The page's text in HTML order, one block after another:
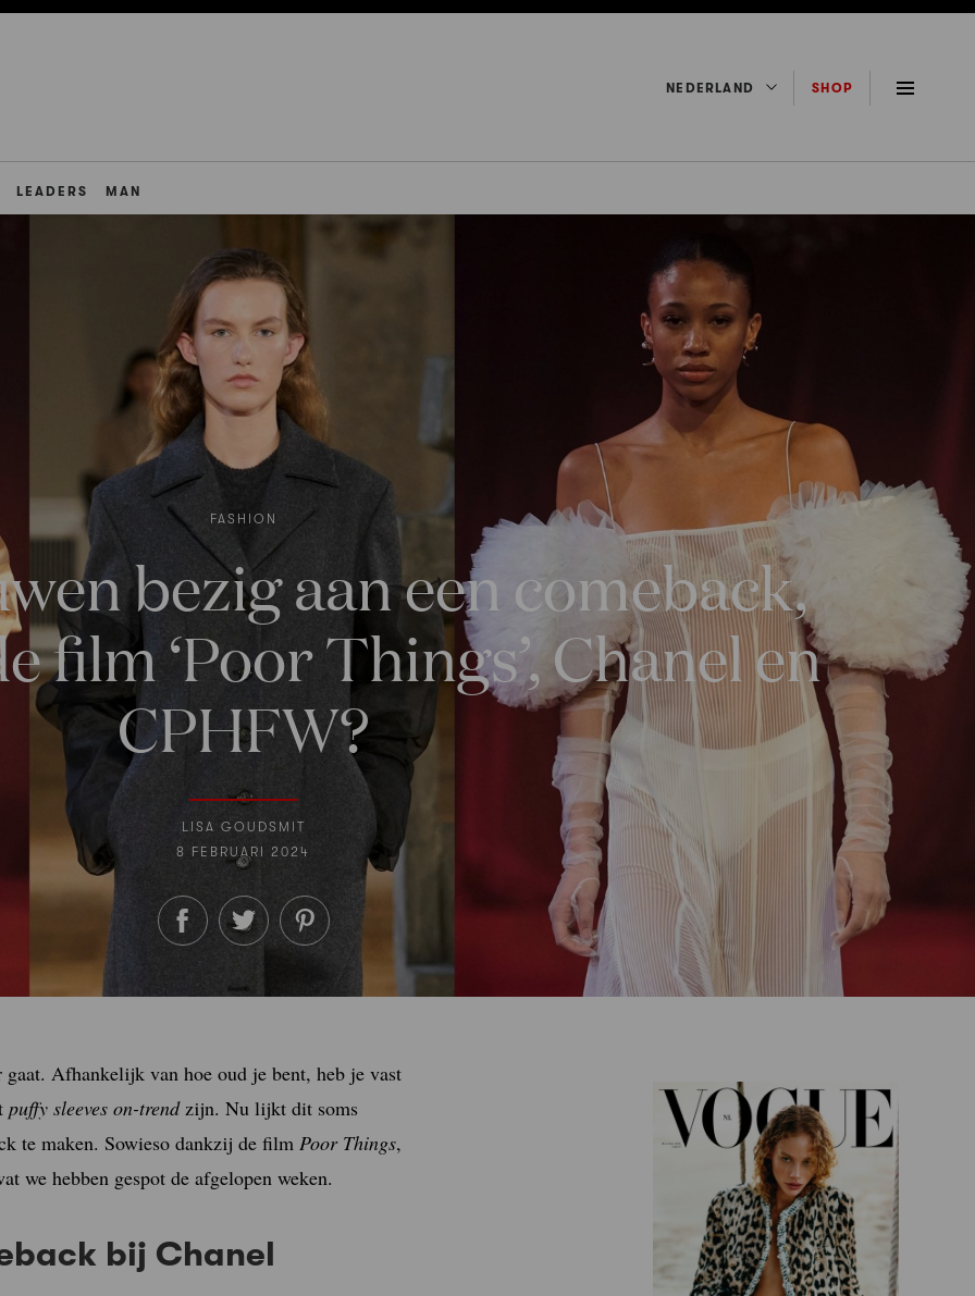
NEDERLAND SHOP
LEADERS MAN
FASHION
bezig aan een comeback,
film ‘Poor Things’, Chanel en
CPHFW?
LISA GOUDSMIT
8 FEBRUARI 2024
Afhankelijk van hoe oud je bent, heb je vast
puffy sleeves on-trendzijn. Nu lijkt dit soms
te maken. Sowieso dankzij de film Poor Things,
we hebben gespot de afgelopen weken.
bij Chanel